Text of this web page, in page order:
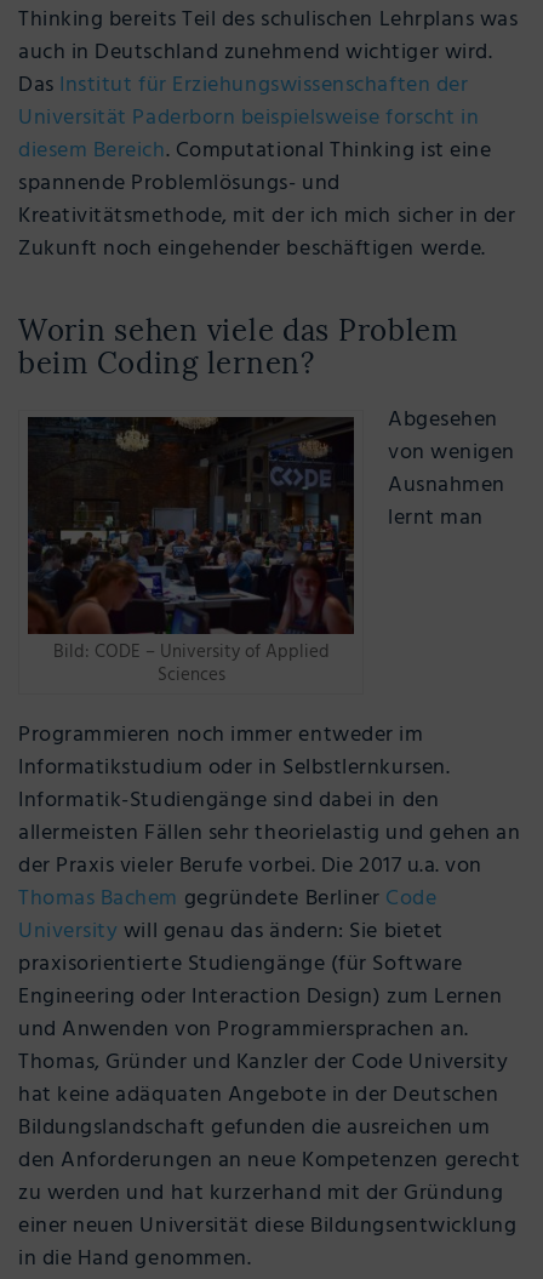
Thinking bereits Teil des schulischen Lehrplans was
auch in Deutschland zunehmend wichtiger wird.
Das Institut für Erziehungswissenschaften der
Universität Paderborn beispielsweise forscht in
diesem Bereich. Computational Thinking ist eine
spannende Problemlösungs- und
Kreativitätsmethode, mit der ich mich sicher in der
Zukunft noch eingehender beschäftigen werde.
Worin sehen viele das Problem
beim Coding lernen?
Bild: CODE – University of Applied
Sciences
Abgesehen
von wenigen
Ausnahmen
lernt man
Programmieren noch immer entweder im
Informatikstudium oder in Selbstlernkursen.
Informatik-Studiengänge sind dabei in den
allermeisten Fällen sehr theorielastig und gehen an
der Praxis vieler Berufe vorbei. Die 2017 u.a. von
Thomas Bachem gegründete Berliner Code
University will genau das ändern: Sie bietet
praxisorientierte Studiengänge (für Software
Engineering oder Interaction Design) zum Lernen
und Anwenden von Programmiersprachen an.
Thomas, Gründer und Kanzler der Code University
hat keine adäquaten Angebote in der Deutschen
Bildungslandschaft gefunden die ausreichen um
den Anforderungen an neue Kompetenzen gerecht
zu werden und hat kurzerhand mit der Gründung
einer neuen Universität diese Bildungsentwicklung
in die Hand genommen.